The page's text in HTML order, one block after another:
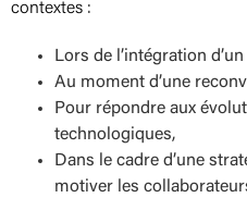
contextes :
Lors de l’intégration
Au moment d’une
Pour répondre aux
technologiques,
Dans le cadre d’une
motiver les